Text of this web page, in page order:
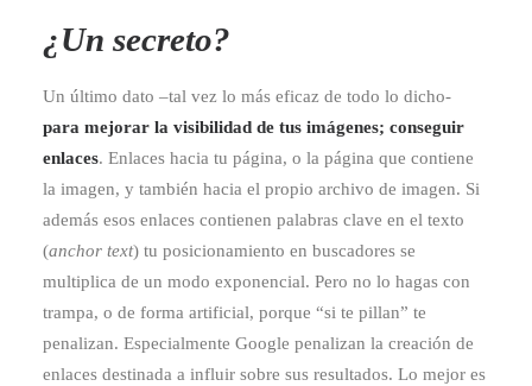
¿Un secreto?
Un último dato –tal vez lo más eficaz de todo lo dicho-
para mejorar la visibilidad de tus imágenes; conseguir
enlaces. Enlaces hacia tu página, o la página que contiene
la imagen, y también hacia el propio archivo de imagen. Si
además esos enlaces contienen palabras clave en el texto
(anchor text) tu posicionamiento en buscadores se
multiplica de un modo exponencial. Pero no lo hagas con
trampa, o de forma artificial, porque “si te pillan” te
penalizan. Especialmente Google penalizan la creación de
enlaces destinada a influir sobre sus resultados. Lo mejor es